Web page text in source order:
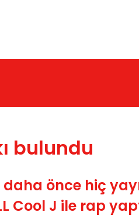
bulundu
önce hiç
Cool J ile rap